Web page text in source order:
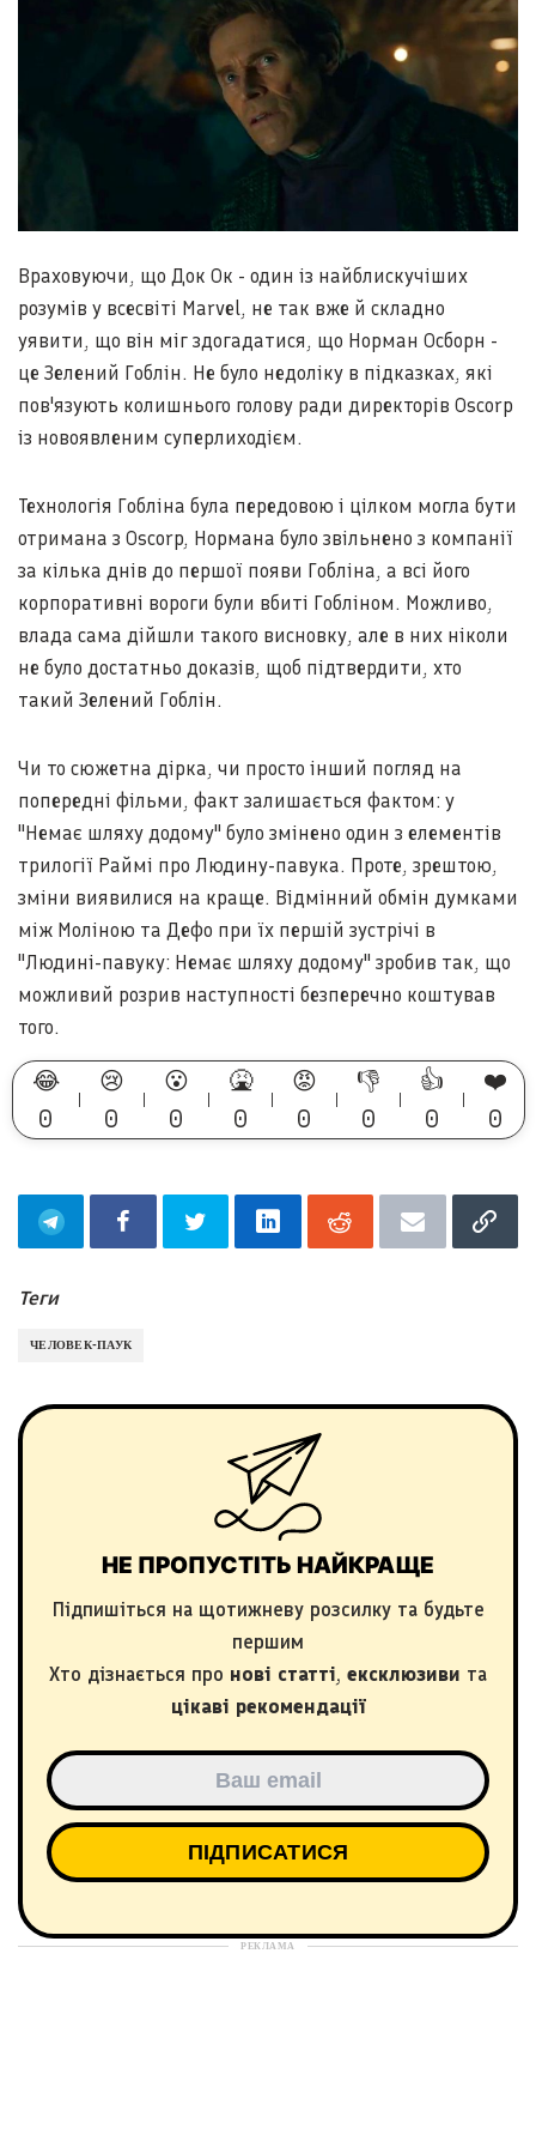
Враховуючи, що Док Ок - один із найблискучіших
розумів у всесвіті Marvel, не так вже й складно
уявити, що він міг здогадатися, що Норман Осборн -
це Зелений Гоблін. Не було недоліку в підказках, які
пов'язують колишнього голову ради директорів Oscorp
із новоявленим суперлиходієм.
Технологія Гобліна була передовою і цілком могла бути
отримана з Oscorp, Нормана було звільнено з компанії
за кілька днів до першої появи Гобліна, а всі його
корпоративні вороги були вбиті Гобліном. Можливо,
влада сама дійшли такого висновку, але в них ніколи
не було достатньо доказів, щоб підтвердити, хто
такий Зелений Гоблін.
Чи то сюжетна дірка, чи просто інший погляд на
попередні фільми, факт залишається фактом: у
"Немає шляху додому" було змінено один з елементів
трилогії Раймі про Людину-павука. Проте, зрештою,
зміни виявилися на краще. Відмінний обмін думками
між Моліною та Дефо при їх першій зустрічі в
"Людині-павуку: Немає шляху додому" зробив так, що
можливий розрив наступності безперечно коштував
того.
😂
0
😢
0
😮
0
🤮
0
😡
0
👎
0
👍
0
❤️
0
Теги
ЧЕЛОВЕК-ПАУК
НЕ ПРОПУСТІТЬ НАЙКРАЩЕ
Підпишіться на щотижневу розсилку та будьте
першим
Хто дізнається про нові статті, ексклюзиви та
цікаві рекомендації
РЕКЛАМА